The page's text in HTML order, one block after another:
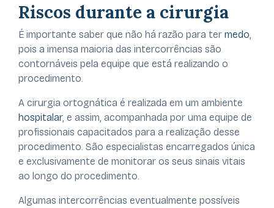
Riscos durante a cirurgia
É importante saber que não há razão para ter medo,
pois a imensa maioria das intercorrências são
contornáveis pela equipe que está realizando o
procedimento.
A cirurgia ortognática é realizada em um ambiente
hospitalar, e assim, acompanhada por uma equipe de
profissionais capacitados para a realização desse
procedimento. São especialistas encarregados única
e exclusivamente de monitorar os seus sinais vitais
ao longo do procedimento.
Algumas intercorrências eventualmente possíveis